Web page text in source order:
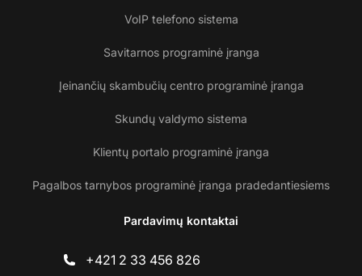
VoIP telefono sistema
Savitarnos programinė įranga
Įeinančių skambučių centro programinė įranga
Skundų valdymo sistema
Klientų portalo programinė įranga
Pagalbos tarnybos programinė įranga pradedantiesiems
Pardavimų kontaktai
+421 2 33 456 826